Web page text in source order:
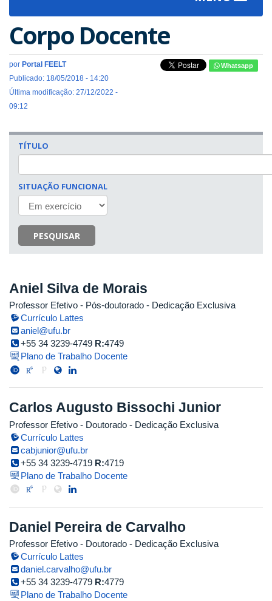
Corpo Docente
por Portal FEELT
Publicado: 18/05/2018 - 14:20
Última modificação: 27/12/2022 -
09:12
Whatsapp
TÍTULO
SITUAÇÃO FUNCIONAL
PESQUISAR
Aniel Silva de Morais
Professor Efetivo - Pós-doutorado - Dedicação Exclusiva
Currículo Lattes
aniel@ufu.br
+55 34 3239-4749 R:4749
Plano de Trabalho Docente
Carlos Augusto Bissochi Junior
Professor Efetivo - Doutorado - Dedicação Exclusiva
Currículo Lattes
cabjunior@ufu.br
+55 34 3239-4719 R:4719
Plano de Trabalho Docente
Daniel Pereira de Carvalho
Professor Efetivo - Doutorado - Dedicação Exclusiva
Currículo Lattes
daniel.carvalho@ufu.br
+55 34 3239-4779 R:4779
Plano de Trabalho Docente